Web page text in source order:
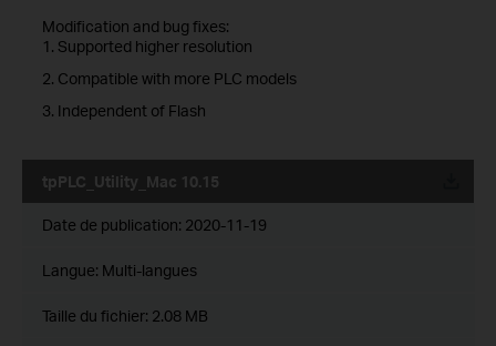
Modification and bug fixes:
1. Supported higher resolution
2. Compatible with more PLC models
3. Independent of Flash
tpPLC_Utility_Mac 10.15
Date de publication: 2020-11-19
Langue: Multi-langues
Taille du fichier: 2.08 MB